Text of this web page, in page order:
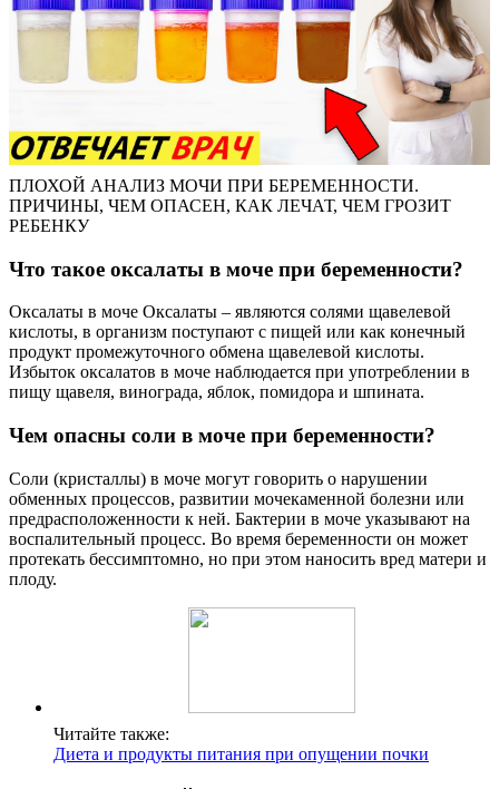
ПЛОХОЙ АНАЛИЗ МОЧИ ПРИ БЕРЕМЕННОСТИ.
ПРИЧИНЫ, ЧЕМ ОПАСЕН, КАК ЛЕЧАТ, ЧЕМ ГРОЗИТ
РЕБЕНКУ
Что такое оксалаты в моче при беременности?
Оксалаты в моче Оксалаты – являются солями щавелевой
кислоты, в организм поступают с пищей или как конечный
продукт промежуточного обмена щавелевой кислоты.
Избыток оксалатов в моче наблюдается при употреблении в
пищу щавеля, винограда, яблок, помидора и шпината.
Чем опасны соли в моче при беременности?
Соли (кристаллы) в моче могут говорить о нарушении
обменных процессов, развитии мочекаменной болезни или
предрасположенности к ней. Бактерии в моче указывают на
воспалительный процесс. Во время беременности он может
протекать бессимптомно, но при этом наносить вред матери и
плоду.
Читайте также:
Диета и продукты питания при опущении почки